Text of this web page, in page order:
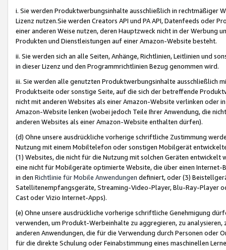
i. Sie werden Produktwerbungsinhalte ausschließlich in rechtmäßiger
Lizenz nutzen.Sie werden Creators API und PA API, Datenfeeds oder
einer anderen Weise nutzen, deren Hauptzweck nicht in der Werbung
Produkten und Dienstleistungen auf einer Amazon-Website besteht.
ii. Sie werden sich an alle Seiten, Anhänge, Richtlinien, Leitlinien und
in dieser Lizenz und den Programmrichtlinien Bezug genommen wird.
iii. Sie werden alle genutzten Produktwerbungsinhalte ausschließlich
Produktseite oder sonstige Seite, auf die sich der betreffende
nicht mit anderen Websites als einer Amazon-Website verlinken oder
Amazon-Website lenken (wobei jedoch Teile Ihrer Anwendung, die
anderen Websites als einer Amazon-Website enthalten dürfen).
(d) Ohne unsere ausdrückliche vorherige schriftliche Zustimmung
Nutzung mit einem Mobiltelefon oder sonstigen Mobilgerät
(1) Websites, die nicht für die Nutzung mit solchen Geräten
eine nicht für Mobilgeräte optimierte Website, die über einen
in den Richtlinie für Mobile Anwendungen definiert, oder (3)
Satellitenempfangsgeräte, Streaming-Video-Player, Blu-Ray-Player
Cast oder Vizio Internet-Apps).
(e) Ohne unsere ausdrückliche vorherige schriftliche Genehmigung
verwenden, um Produkt-Werbeinhalte zu aggregieren, zu
anderen Anwendungen, die für die Verwendung durch Personen
für die direkte Schulung oder Feinabstimmung eines maschinellen